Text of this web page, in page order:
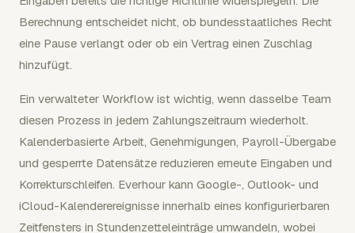
Berechnung entscheidet nicht, ob bundesstaatliches Recht
eine Pause verlangt oder ob ein Vertrag einen Zuschlag
hinzufügt.
Ein verwalteter Workflow ist wichtig, wenn dasselbe Team
diesen Prozess in jedem Zahlungszeitraum wiederholt.
Kalenderbasierte Arbeit, Genehmigungen, Payroll-Übergabe
und gesperrte Datensätze reduzieren erneute Eingaben und
Korrekturschleifen. Everhour kann Google-, Outlook- und
iCloud-Kalenderereignisse innerhalb eines konfigurierbaren
Zeitfensters in Stundenzetteleinträge umwandeln, wobei